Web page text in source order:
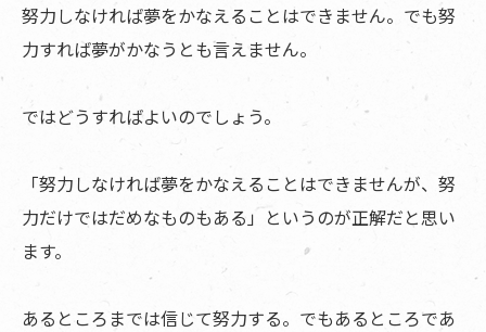
努力しなければ夢をかなえることはできません。でも努
力すれば夢がかなうとも言えません。
ではどうすればよいのでしょう。
「努力しなければ夢をかなえることはできませんが、努
力だけではだめなものもある」というのが正解だと思い
ます。
あるところまでは信じて努力する。でもあるところであ